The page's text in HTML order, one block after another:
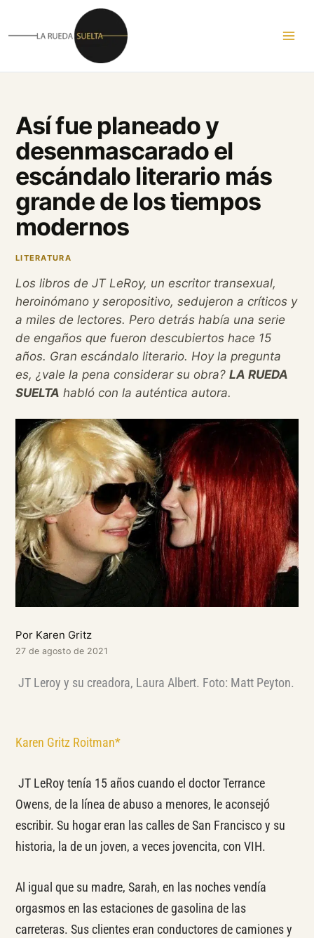
contenido
Así fue planeado y
desenmascarado el
escándalo literario más
grande de los tiempos
modernos
LITERATURA
Los libros de JT LeRoy, un escritor transexual,
heroinómano y seropositivo, sedujeron a críticos y
a miles de lectores. Pero detrás había una serie
de engaños que fueron descubiertos hace 15
años. Gran escándalo literario. Hoy la pregunta
es, ¿vale la pena considerar su obra? LA RUEDA
SUELTA habló con la auténtica autora.
Por Karen Gritz
27 de agosto de 2021
JT Leroy y su creadora, Laura Albert. Foto: Matt Peyton.
Karen Gritz Roitman*
JT LeRoy tenía 15 años cuando el doctor Terrance
Owens, de la línea de abuso a menores, le aconsejó
escribir. Su hogar eran las calles de San Francisco y su
historia, la de un joven, a veces jovencita, con VIH.
Al igual que su madre, Sarah, en las noches vendía
orgasmos en las estaciones de gasolina de las
carreteras. Sus clientes eran conductores de camiones y